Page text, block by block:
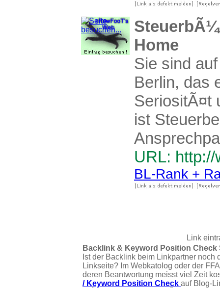
Home
Sie sind
Berlin, das
SeriositÃ¤t
ist
URL:
BL-Rank +
Link
Backlink & Keyword Position
Ist der Backlink beim Linkpartner noch
Linkseite? Im Webkatolog oder der
deren Beantwortung meisst viel Zeit
/ Keyword Position Check auf Blog-